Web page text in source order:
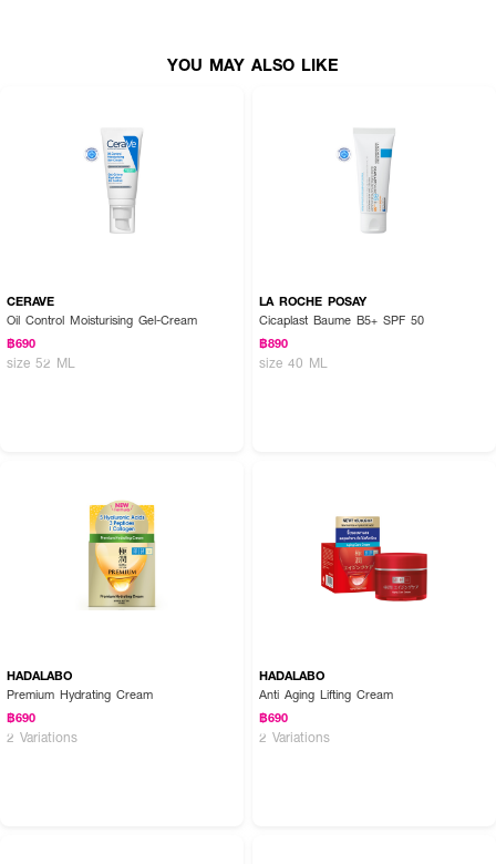
ใช้บำรุงผิวหน้า โดยทาผลิตภัณฑ์ให้ทั่วใบหน้าเป็นประจำทุกเช้า หรือตามคำแนะนำ
ของผู้เชี่ยวชาญ
YOU MAY ALSO LIKE
CERAVE
Oil Control Moisturising Gel-Cream
฿690
size 52 ML
LA ROCHE POSAY
Cicaplast Baume B5+ SPF 50
฿890
size 40 ML
HADALABO
Premium Hydrating Cream
฿690
2 Variations
HADALABO
Anti Aging Lifting Cream
฿690
2 Variations